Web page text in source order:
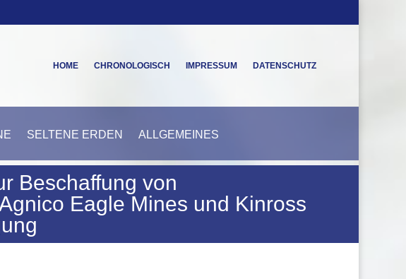
HOME CHRONOLOGISCH IMPRESSUM DATENSCHUTZ
SELTENE ERDEN ALLGEMEINES
Beschaffung von
Eagle Mines und Kinross